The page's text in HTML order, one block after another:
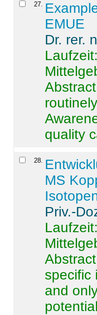
27.
EMUE
Dr. rer.
quality
28.
MS
Priv.-
specific
and